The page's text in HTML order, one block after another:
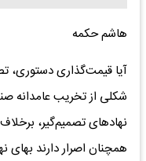
هاشم حکمه
آیا قیمت‌گذاری دستوری،
شکلی از تخریب عامدانه
نهادهای تصمیم‌گیر،
همچنان اصرار دارند بهای